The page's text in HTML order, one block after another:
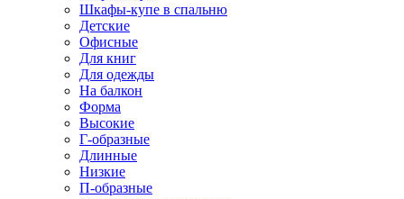
Шкафы-купе в спальню
Детские
Офисные
Для книг
Для одежды
На балкон
Форма
Высокие
Г-образные
Длинные
Низкие
П-образные